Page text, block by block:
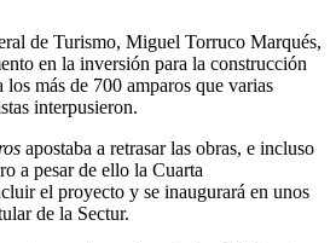
de Turismo, Miguel Torruco Marqués,
en la inversión para la construcción
más de 700 amparos que varias
interpusieron.
apostaba a retrasar las obras, e incluso
a pesar de ello la Cuarta
el proyecto y se inaugurará en unos
de la Sectur.